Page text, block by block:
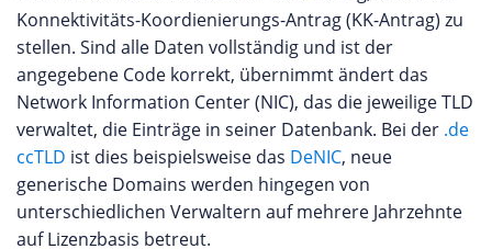
Konnektivitäts-Koordienierungs-Antrag (KK-Antrag) zu
stellen. Sind alle Daten vollständig und ist der
angegebene Code korrekt, übernimmt ändert das
Network Information Center (NIC), das die jeweilige TLD
verwaltet, die Einträge in seiner Datenbank. Bei der .de
ccTLD ist dies beispielsweise das DeNIC, neue
generische Domains werden hingegen von
unterschiedlichen Verwaltern auf mehrere Jahrzehnte
auf Lizenzbasis betreut.